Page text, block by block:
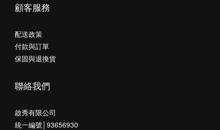
顧客服務
配送政策
付款與訂單
保固與退換貨
聯絡我們
啟秀有限公司
統一編號│93656930